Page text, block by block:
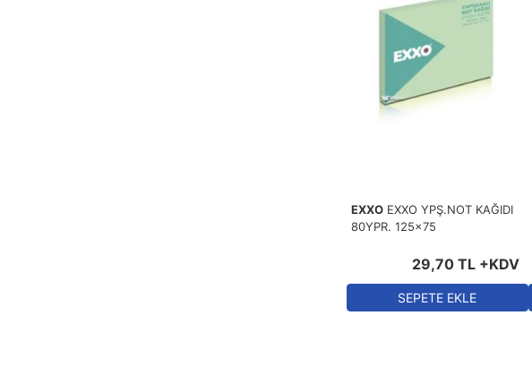
EXXO EXXO YPŞ.NOT KAĞIDI
80YPR. 125x75
29,70 TL+KDV
SEPETE EKLE